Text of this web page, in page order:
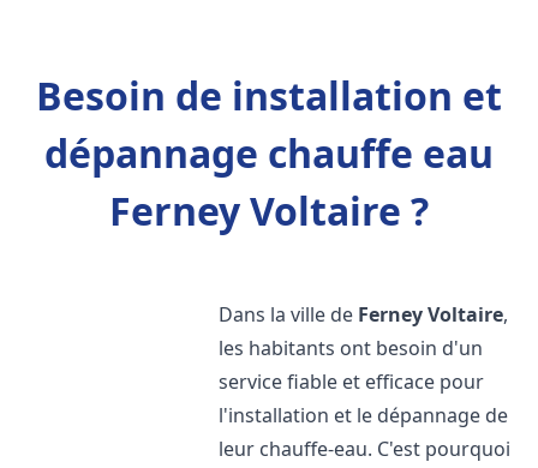
Besoin de installation et
dépannage chauffe eau
Ferney Voltaire ?
Dans la ville de Ferney Voltaire,
les habitants ont besoin d'un
service fiable et efficace pour
l'installation et le dépannage de
leur chauffe-eau. C'est pourquoi